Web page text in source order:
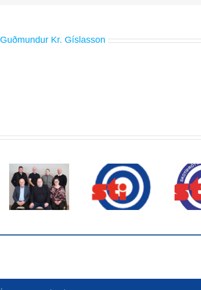
Guðmundur Kr. Gíslasson
Skotþing 2026
í
Íþróttamiðstöðinni
í Laugardal
Námskeið
haglagreinar
18.apríl